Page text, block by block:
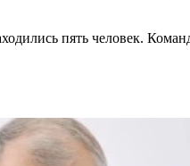
пять человек.